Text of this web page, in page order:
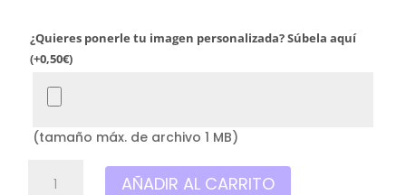
¿Quieres ponerle tu imagen personalizada? Súbela aquí
(+0,50€)
(tamaño máx. de archivo 1 MB)
especial
AÑADIR AL CARRITO